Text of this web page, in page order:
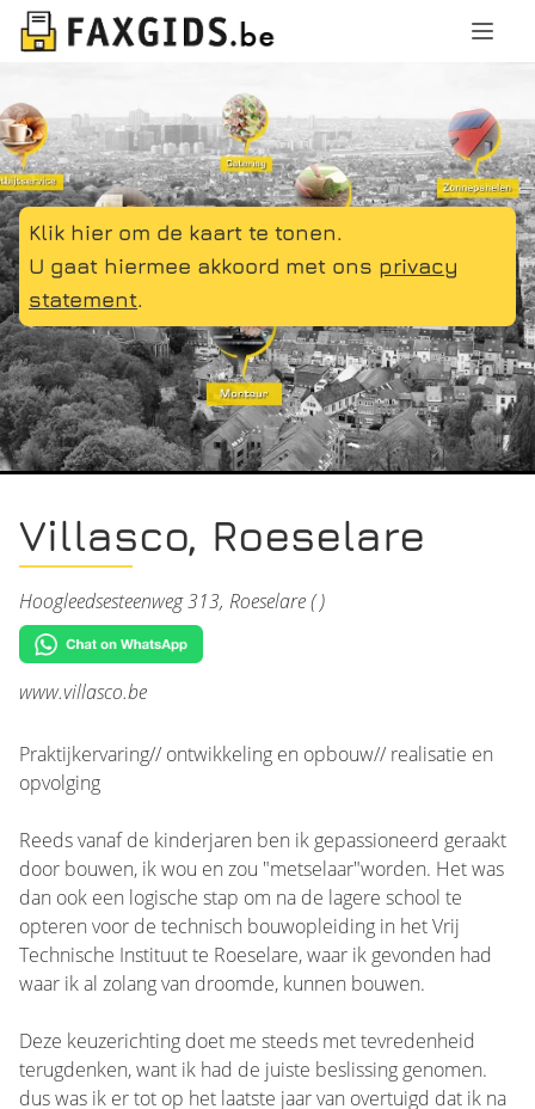
Klik hier om de kaart te tonen.
U gaat hiermee akkoord met ons privacy
statement.
Villasco, Roeselare
Hoogleedsesteenweg 313, Roeselare ( )
www.villasco.be
Praktijkervaring// ontwikkeling en opbouw// realisatie en
opvolging
Reeds vanaf de kinderjaren ben ik gepassioneerd geraakt
door bouwen, ik wou en zou "metselaar"worden. Het was
dan ook een logische stap om na de lagere school te
opteren voor de technisch bouwopleiding in het Vrij
Technische Instituut te Roeselare, waar ik gevonden had
waar ik al zolang van droomde, kunnen bouwen.
Deze keuzerichting doet me steeds met tevredenheid
terugdenken, want ik had de juiste beslissing genomen.
dus was ik er tot op het laatste jaar van overtuigd dat ik na